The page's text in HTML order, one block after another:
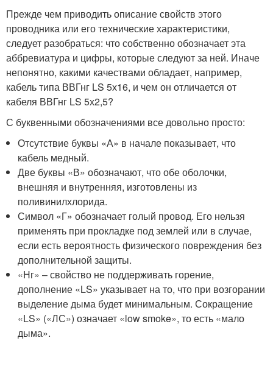
Прежде чем приводить описание свойств этого
проводника или его технические характеристики,
следует разобраться: что собственно обозначает эта
аббревиатура и цифры, которые следуют за ней. Иначе
непонятно, какими качествами обладает, например,
кабель типа ВВГнг LS 5х16, и чем он отличается от
кабеля ВВГнг LS 5х2,5?
С буквенными обозначениями все довольно просто:
Отсутствие буквы «А» в начале показывает, что
кабель медный.
Две буквы «В» обозначают, что обе оболочки,
внешняя и внутренняя, изготовлены из
поливинилхлорида.
Символ «Г» обозначает голый провод. Его нельзя
применять при прокладке под землей или в случае,
если есть вероятность физического повреждения без
дополнительной защиты.
«Нг» – свойство не поддерживать горение,
дополнение «LS» указывает на то, что при возгорании
выделение дыма будет минимальным. Сокращение
«LS» («ЛС») означает «low smoke», то есть «мало
дыма».